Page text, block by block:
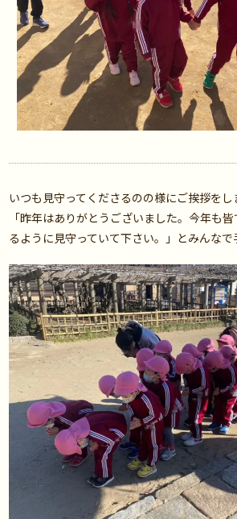
いつも見守ってくださるのの様にご挨拶をし
「昨年はありがとうございました。今年も
るように見守っていて下さい。」とみんな